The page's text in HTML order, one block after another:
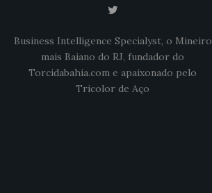
Business Intelligence Specialyst, o Mineiro
mais Baiano do RJ, fundador do
Torcidabahia.com e apaixonado pelo
Tricolor de Aço